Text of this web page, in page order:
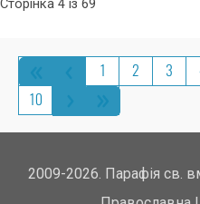
Сторінка 4 із 69
1 2 3
10
2009-2026. Парафія св.